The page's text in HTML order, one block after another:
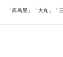
「高島屋」「大丸」